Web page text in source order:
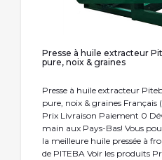
Presse à huile extracteur
pure, noix & graines
Presse à huile extracteur
pure, noix & graines
Prix Livraison Paiement 0
main aux Pays-Bas! Vous
la meilleure huile pressée à
de PITEBA Voir les produits